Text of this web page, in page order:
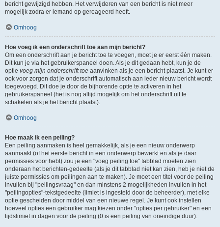
bericht gewijzigd hebben. Het verwijderen van een bericht is niet meer
mogelijk zodra er iemand op gereageerd heeft.
Omhoog
Hoe voeg ik een onderschrift toe aan mijn bericht?
Om een onderschrift aan je bericht toe te voegen, moet je er eerst één maken.
Dit kun je via het gebruikerspaneel doen. Als je dit gedaan hebt, kun je de
optie voeg mijn onderschrift toe aanvinken als je een bericht plaatst. Je kunt er
ook voor zorgen dat je onderschrift automatisch aan ieder nieuw bericht wordt
toegevoegd. Dit doe je door de bijhorende optie te activeren in het
gebruikerspaneel (het is nog altijd mogelijk om het onderschrift uit te
schakelen als je het bericht plaatst).
Omhoog
Hoe maak ik een peiling?
Een peiling aanmaken is heel gemakkelijk, als je een nieuw onderwerp
aanmaakt (of het eerste bericht in een onderwerp bewerkt en als je daar
permissies voor hebt) zou je een "voeg peiling toe" tabblad moeten zien
onderaan het berichten-gedeelte (als je dit tabblad niet kan zien, heb je niet de
juiste permissies om peilingen aan te maken). Je moet een titel voor de peiling
invullen bij "peilingsvraag" en dan minstens 2 mogelijkheden invullen in het
"peilingopties"-tekstgedeelte (limiet is ingesteld door de beheerder), met elke
optie gescheiden door middel van een nieuwe regel. Je kunt ook instellen
hoeveel opties een gebruiker mag kiezen onder "opties per gebruiker" en een
tijdslimiet in dagen voor de peiling (0 is een peiling van oneindige duur).